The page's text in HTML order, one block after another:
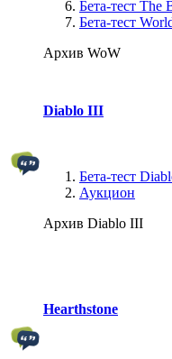
Бета-тест The
Бета-тест
Архив WoW
Diablo III
Бета-тест
Аукцион
Архив Diablo III
Hearthstone